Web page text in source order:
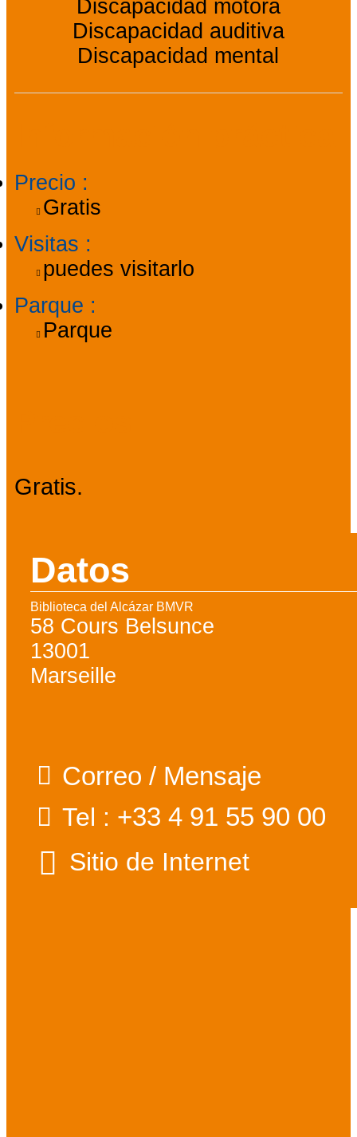
Discapacidad motora
Discapacidad auditiva
Discapacidad mental
Precio :
Gratis
Visitas :
puedes visitarlo
Parque :
Parque
Gratis.
Datos
Biblioteca del Alcázar BMVR
58 Cours Belsunce
13001
Marseille
Correo / Mensaje
Tel : +33 4 91 55 90 00
Sitio de Internet